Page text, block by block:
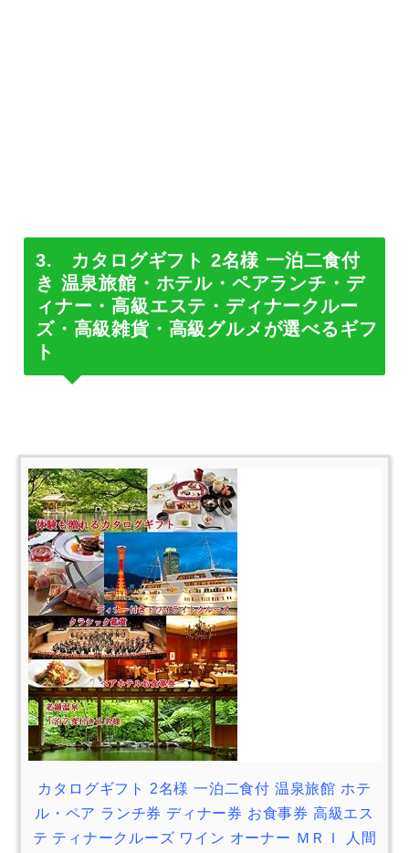
3. カタログギフト 2名様 一泊二食付
き 温泉旅館・ホテル・ペアランチ・デ
ィナー・高級エステ・ディナークルー
ズ・高級雑貨・高級グルメが選べるギフ
ト
カタログギフト 2名様 一泊二食付 温泉旅館 ホテ
ル・ペア ランチ券 ディナー券 お食事券 高級エス
テ ティナークルーズ ワイン オーナー ＭＲＩ 人間